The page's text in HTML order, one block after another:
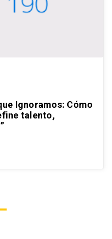
Ignoramos: Cómo
talento,